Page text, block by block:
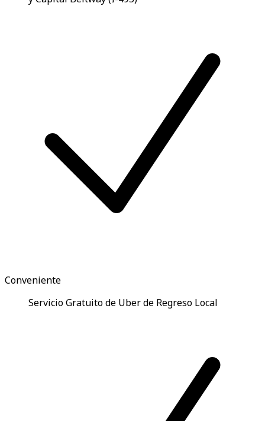
Conveniente
Servicio Gratuito de Uber de Regreso Local